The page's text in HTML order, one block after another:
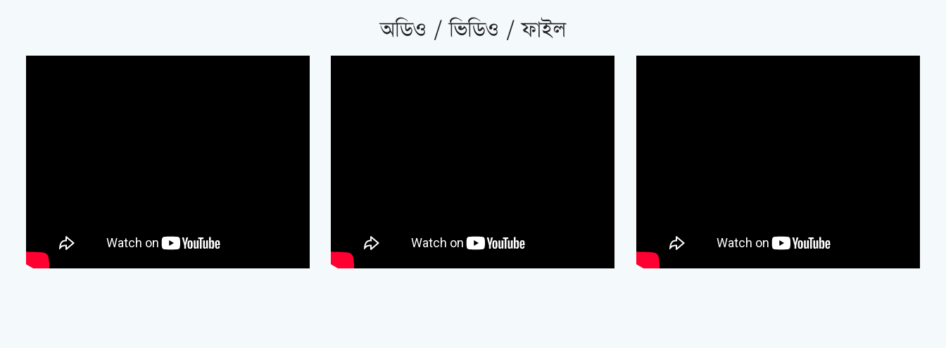
অডিও / ভিডিও / ফাইল